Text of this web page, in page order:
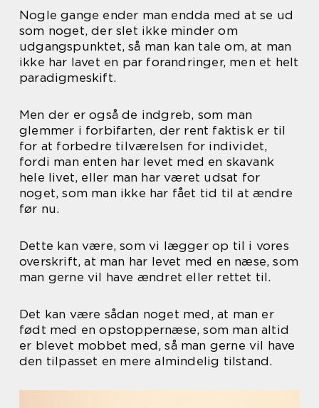
Nogle gange ender man endda med at se ud
som noget, der slet ikke minder om
udgangspunktet, så man kan tale om, at man
ikke har lavet en par forandringer, men et helt
paradigmeskift.
Men der er også de indgreb, som man
glemmer i forbifarten, der rent faktisk er til
for at forbedre tilværelsen for individet,
fordi man enten har levet med en skavank
hele livet, eller man har været udsat for
noget, som man ikke har fået tid til at ændre
før nu.
Dette kan være, som vi lægger op til i vores
overskrift, at man har levet med en næse, som
man gerne vil have ændret eller rettet til.
Det kan være sådan noget med, at man er
født med en opstoppernæse, som man altid
er blevet mobbet med, så man gerne vil have
den tilpasset en mere almindelig tilstand.